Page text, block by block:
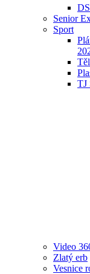
Senior
Sport
TJ
Video
Zlatý erb
Vesnice